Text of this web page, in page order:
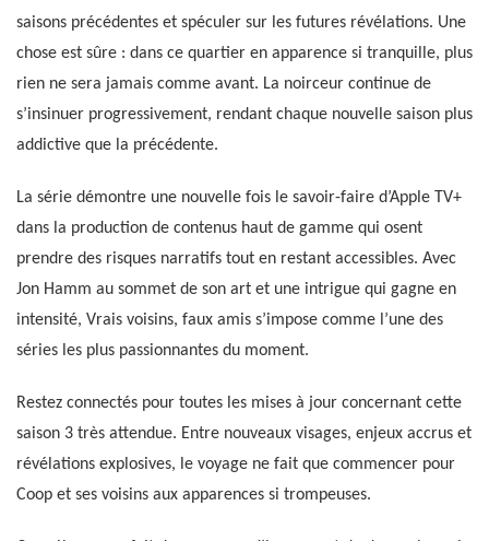
saisons précédentes et spéculer sur les futures révélations. Une
chose est sûre : dans ce quartier en apparence si tranquille, plus
rien ne sera jamais comme avant. La noirceur continue de
s’insinuer progressivement, rendant chaque nouvelle saison plus
addictive que la précédente.
La série démontre une nouvelle fois le savoir-faire d’Apple TV+
dans la production de contenus haut de gamme qui osent
prendre des risques narratifs tout en restant accessibles. Avec
Jon Hamm au sommet de son art et une intrigue qui gagne en
intensité, Vrais voisins, faux amis s’impose comme l’une des
séries les plus passionnantes du moment.
Restez connectés pour toutes les mises à jour concernant cette
saison 3 très attendue. Entre nouveaux visages, enjeux accrus et
révélations explosives, le voyage ne fait que commencer pour
Coop et ses voisins aux apparences si trompeuses.